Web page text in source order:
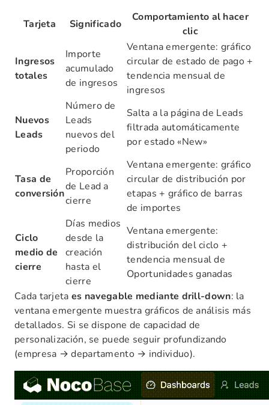
Tarjeta Significado
Comportamiento al hacer
clic
Ingresos
totales
Importe
acumulado
de ingresos
Ventana emergente: gráfico
circular de estado de pago +
tendencia mensual de
ingresos
Nuevos
Leads
Número de
Leads
nuevos del
periodo
Salta a la página de Leads
filtrada automáticamente
por estado «New»
Tasa de
conversión
Proporción
de Lead a
cierre
Ventana emergente: gráfico
circular de distribución por
etapas + gráfico de barras
de importes
Ciclo
medio de
cierre
Días medios
desde la
creación
hasta el
cierre
Ventana emergente:
distribución del ciclo +
tendencia mensual de
Oportunidades ganadas
Cada tarjeta es navegable mediante drill-down: la
ventana emergente muestra gráficos de análisis más
detallados. Si se dispone de capacidad de
personalización, se puede seguir profundizando
(empresa → departamento → individuo).